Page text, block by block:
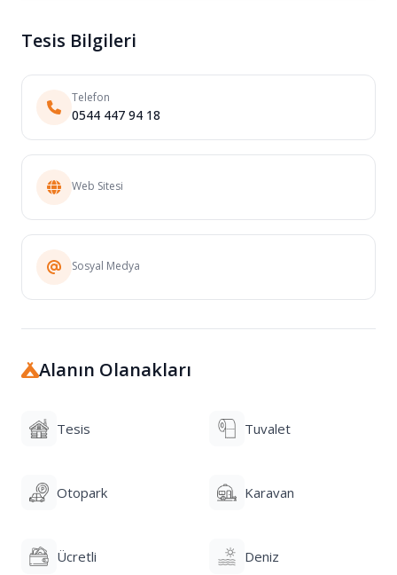
Tesis Bilgileri
Telefon
0544 447 94 18
Web Sitesi
Sosyal Medya
Alanın Olanakları
Tesis Tuvalet
Otopark Karavan
Ücretli Deniz